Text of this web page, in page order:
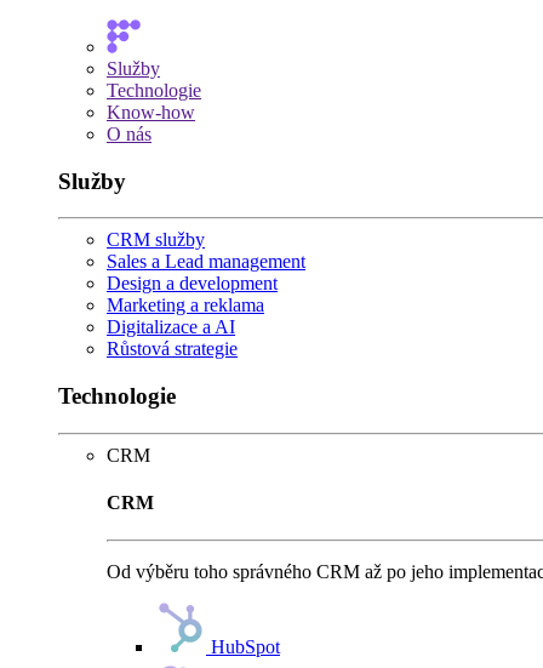
Služby
Technologie
Know-how
O nás
Služby
CRM služby
Sales a Lead management
Design a development
Marketing a reklama
Digitalizace a AI
Růstová strategie
Technologie
CRM
CRM
Od výběru toho správného CRM až po jeho
HubSpot